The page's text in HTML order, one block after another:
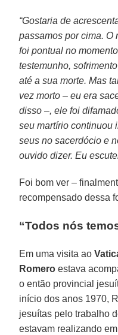
“Gostaria de
passamos por cima. O
foi pontual no
testemunho,
até a sua morte. Mas
vez morto – eu era
disso –, ele foi
seu martírio continuou
seus no sacerdócio e
ouvido dizer. Eu
Foi bom ver –
recompensado dessa
“Todos nós
Em uma visita ao
Romero estava
o então provincial
início dos anos 1970,
jesuítas pelo trabalho
estavam realizando